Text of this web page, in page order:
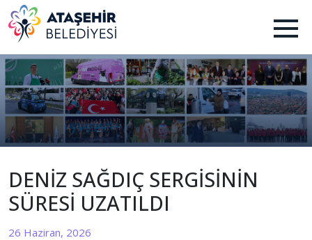
DENİZ SAĞDIÇ SERGİSİNİN
SÜRESİ UZATILDI
26 Haziran, 2026